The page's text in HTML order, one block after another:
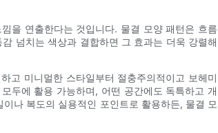
을 연출한다는 것입니다. 물결 모양 패턴은 흐름
넘치는 색상과 결합하면 그 효과는 더욱 강렬해
고 미니멀한 스타일부터 절충주의적이고 보헤미
두에 활용 가능하며, 어떤 공간에도 독특하고 개
나 복도의 실용적인 포인트로 활용하든, 물결 모